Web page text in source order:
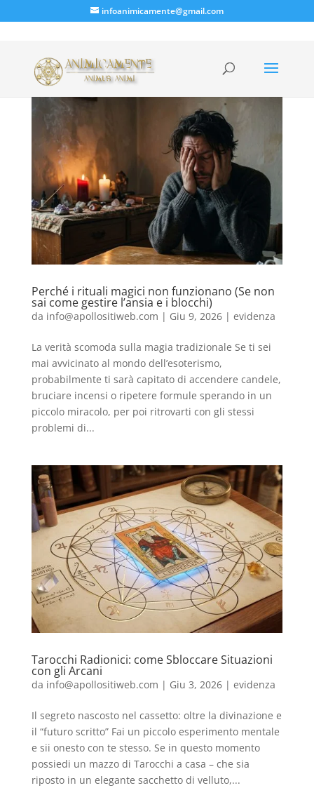
infoanimicamente@gmail.com
Perché i rituali magici non funzionano (Se non
sai come gestire l’ansia e i blocchi)
da info@apollositiweb.com | Giu 9, 2026| evidenza
La verità scomoda sulla magia tradizionale Se ti sei
mai avvicinato al mondo dell’esoterismo,
probabilmente ti sarà capitato di accendere candele,
bruciare incensi o ripetere formule sperando in un
piccolo miracolo, per poi ritrovarti con gli stessi
problemi di...
Tarocchi Radionici: come Sbloccare Situazioni
con gli Arcani
da info@apollositiweb.com | Giu 3, 2026| evidenza
Il segreto nascosto nel cassetto: oltre la divinazione e
il “futuro scritto” Fai un piccolo esperimento mentale
e sii onesto con te stesso. Se in questo momento
possiedi un mazzo di Tarocchi a casa – che sia
riposto in un elegante sacchetto di velluto,...